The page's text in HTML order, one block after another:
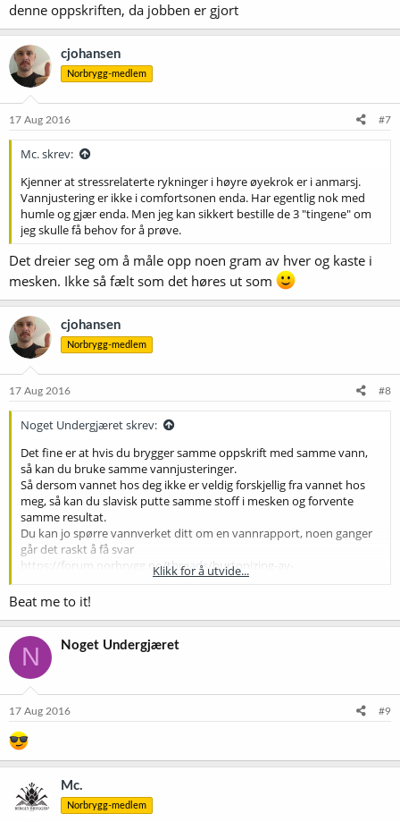
denne oppskriften, da jobben er gjort
cjohansen
Norbrygg-medlem
17 Aug 2016 #7
Mc. skrev:
Kjenner at stressrelaterte rykninger i høyre øyekrok er i anmarsj.
Vannjustering er ikke i comfortsonen enda. Har egentlig nok med
humle og gjær enda. Men jeg kan sikkert bestille de 3 "tingene" om
jeg skulle få behov for å prøve.
Det dreier seg om å måle opp noen gram av hver og kaste i
mesken. Ikke så fælt som det høres ut som
cjohansen
Norbrygg-medlem
17 Aug 2016 #8
Noget Undergjæret skrev:
Det fine er at hvis du brygger samme oppskrift med samme vann,
så kan du bruke samme vannjusteringer.
Så dersom vannet hos deg ikke er veldig forskjellig fra vannet hos
meg, så kan du slavisk putte samme stoff i mesken og forvente
samme resultat.
Du kan jo spørre vannverket ditt om en vannrapport, noen ganger
går det raskt å få svar
https://forum.norbrygg.no/threads/burtonizing-av-
vann.33966/page-2#post-358604
denne oppskriften, da jobben er gjort
Klikk for å utvide...
Beat me to it!
N Noget Undergjæret
17 Aug 2016 #9
Mc.
Norbrygg-medlem